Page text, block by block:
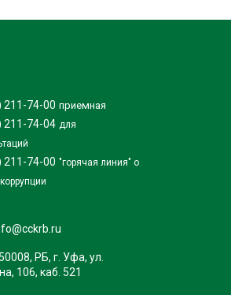
211-74-00 приемная
211-74-04 для
211-74-00 "горячая линия" о
РБ, г. Уфа, ул.
106, каб. 521